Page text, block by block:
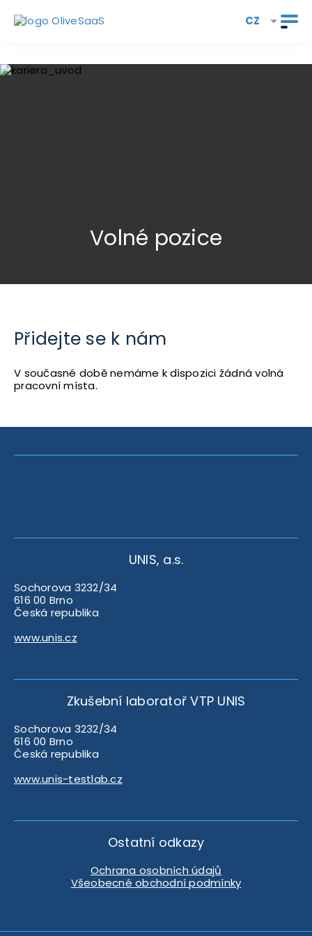
CZ
Volné pozice
Přidejte se k nám
V současné době nemáme k dispozici žádná volná
pracovní místa.
UNIS, a.s.
Sochorova 3232/34
616 00 Brno
Česká republika
www.unis.cz
Zkušební laboratoř VTP UNIS
Sochorova 3232/34
616 00 Brno
Česká republika
www.unis-testlab.cz
Ostatní odkazy
Ochrana osobních údajů
Všeobecné obchodní podmínky